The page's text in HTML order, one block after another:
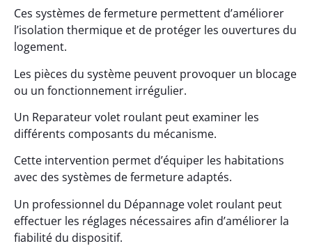
Ces systèmes de fermeture permettent d’améliorer
l’isolation thermique et de protéger les ouvertures du
logement.
Les pièces du système peuvent provoquer un blocage
ou un fonctionnement irrégulier.
Un Reparateur volet roulant peut examiner les
différents composants du mécanisme.
Cette intervention permet d’équiper les habitations
avec des systèmes de fermeture adaptés.
Un professionnel du Dépannage volet roulant peut
effectuer les réglages nécessaires afin d’améliorer la
fiabilité du dispositif.